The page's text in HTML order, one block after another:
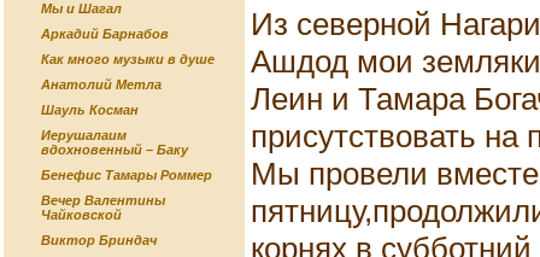
Мы и Шагал
Аркадий Барнабов
Как много музыки в душе
Анатолий Метла
Шауль Косман
Иерушалаим
вдохновенный – Баку
Бенефис Тамары Роммер
Вечер Валентины
Чайковской
Виктор Бриндач
Из северной
Ашдод мои
Леин и Тамара
присутствовать на
Мы провели
корнях в